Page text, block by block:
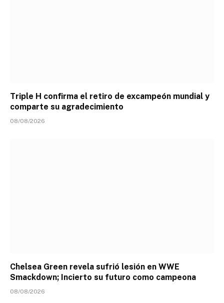
Triple H confirma el retiro de excampeón mundial y
comparte su agradecimiento
08/08/2026
Chelsea Green revela sufrió lesión en WWE
Smackdown; Incierto su futuro como campeona
08/08/2026